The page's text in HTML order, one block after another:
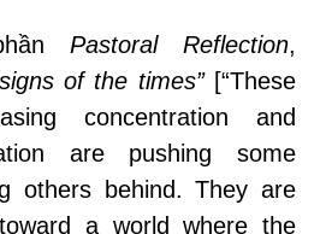
Pastoral Reflection,
of the times”[“These
concentration and
are pushing some
others behind. They are
a world where the